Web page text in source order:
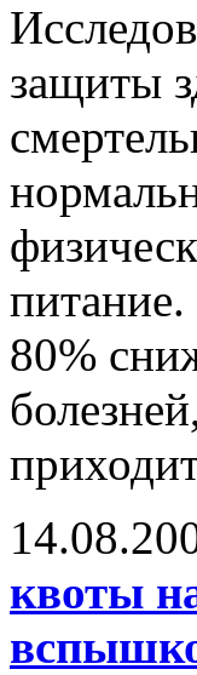
защиты
80%
квоты